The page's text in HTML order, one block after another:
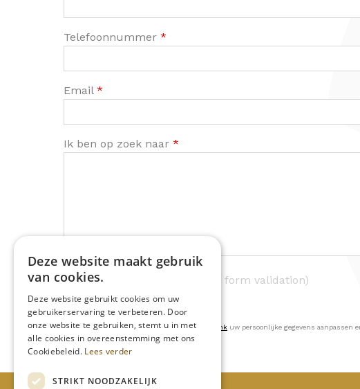
Telefoonnummer *
Email *
Ik ben op zoek naar *
checking recaptcha (google form validation)
U kan na het versturen te allen tijde via deze link uw persoonlijke gegevens aanpassen
Deze website maakt gebruik
van cookies.
Deze website gebruikt cookies om uw
gebruikerservaring te verbeteren. Door
onze website te gebruiken, stemt u in met
alle cookies in overeenstemming met ons
Cookiebeleid. Lees verder
STRIKT NOODZAKELIJK